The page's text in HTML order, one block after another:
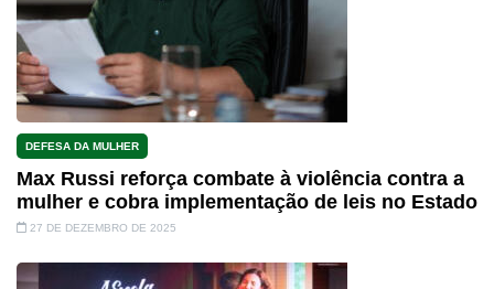
DEFESA DA MULHER
Max Russi reforça combate à violência contra a
mulher e cobra implementação de leis no Estado
27 DE DEZEMBRO DE 2025